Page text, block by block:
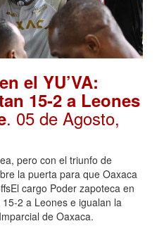
el YU’VA:
15-2 a Leones
. 05 de Agosto,
pero con el triunfo de
la puerta para que Oaxaca
cargo Poder zapoteca en
2 a Leones e igualan la
de Oaxaca.